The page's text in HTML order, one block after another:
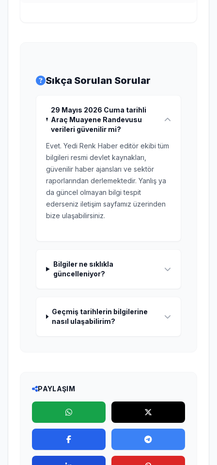
Sıkça Sorulan Sorular
29 Mayıs 2026 Cuma tarihli
Araç Muayene Randevusu
verileri güvenilir mi?
Evet. Yedi Renk Haber editör ekibi tüm
bilgileri resmi devlet kaynakları,
güvenilir haber ajansları ve sektör
raporlarından derlemektedir. Yanlış ya
da güncel olmayan bilgi tespit
ederseniz iletişim sayfamız üzerinden
bize ulaşabilirsiniz.
Bilgiler ne sıklıkla
güncelleniyor?
Geçmiş tarihlerin bilgilerine
nasıl ulaşabilirim?
PAYLAŞIM